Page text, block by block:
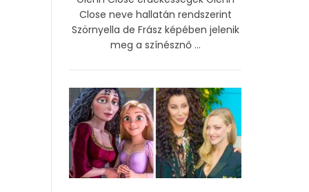
Close neve hallatán rendszerint
Szörnyella de Frász képében jelenik
meg a színésznő ...